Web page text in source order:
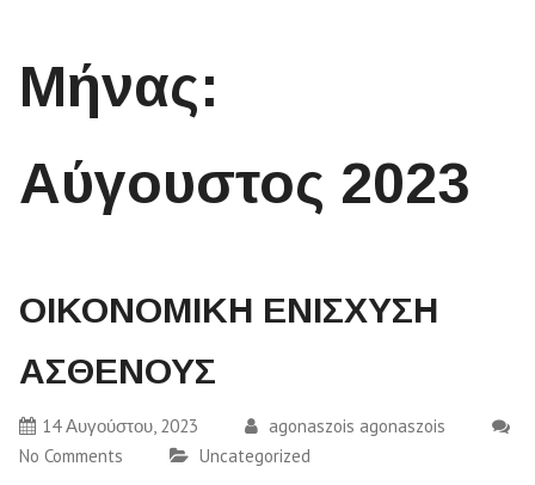
Μήνας:
Αύγουστος 2023
ΟΙΚΟΝΟΜΙΚΗ ΕΝΙΣΧΥΣΗ
ΑΣΘΕΝΟΥΣ
14 Αυγούστου, 2023
agonaszois agonaszois
No Comments
Uncategorized